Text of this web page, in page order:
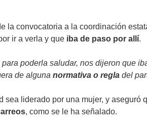
la convocatoria a la coordinación
ir a verla y que iba de paso por allí.
poderla saludar, nos dijeron que
de alguna normativa o regla del
liderado por una mujer, y aseguró
, como se le ha señalado.